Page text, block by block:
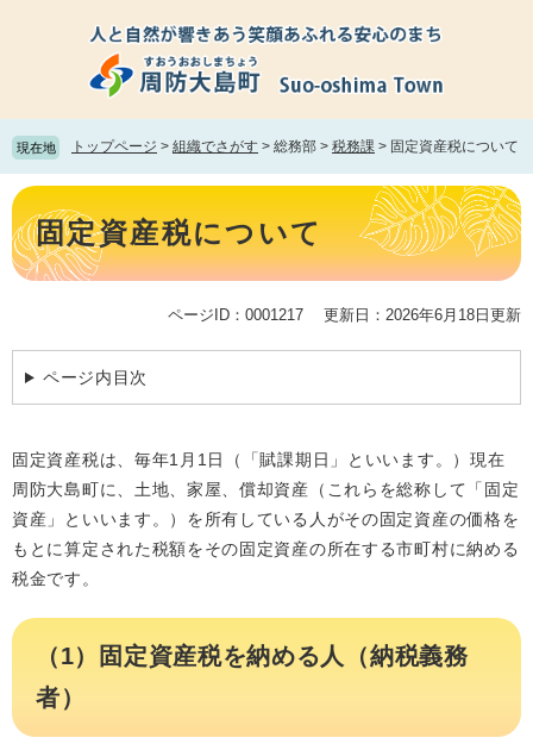
頭
で
す。
飛
ば
て
本
文
現在地 トップページ > 組織でさがす > 総務部 > 税務課 > 固定資産税について
本
文 固定資産税について
ページID：0001217 更新日：2026年6月18日更新
ページ内目次
固定資産税は、毎年1月1日（「賦課期日」といいます。）現在
周防大島町に、土地、家屋、償却資産（これらを総称して「固定
資産」といいます。）を所有している人がその固定資産の価格を
もとに算定された税額をその固定資産の所在する市町村に納める
税金です。
（1）固定資産税を納める人（納税義務
者）